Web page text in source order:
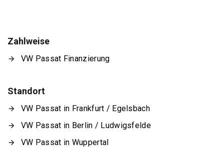
Zahlweise
VW Passat Finanzierung
Standort
VW Passat in Frankfurt / Egelsbach
VW Passat in Berlin / Ludwigsfelde
VW Passat in Wuppertal